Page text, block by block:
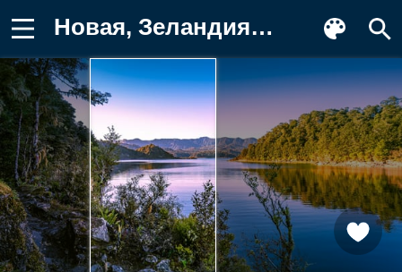
Новая, Зеландия, Lake, Горы, Утро Фотография